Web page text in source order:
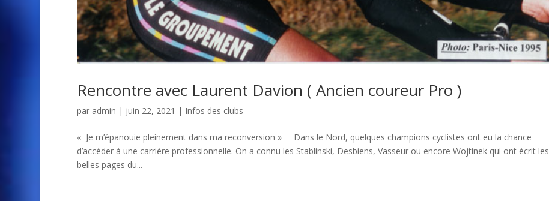
Rencontre avec Laurent Davion ( Ancien coureur Pro )
par admin | juin 22, 2021 | Infos des clubs
« Je m’épanouie pleinement dans ma reconversion » Dans le Nord, quelques champions cyclistes ont eu la chance
d’accéder à une carrière professionnelle. On a connu les Stablinski, Desbiens, Vasseur ou encore Wojtinek qui ont écrit les
belles pages du...